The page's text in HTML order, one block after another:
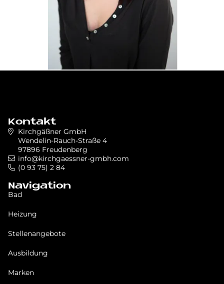
Kontakt
Kirchgäßner GmbH
Wendelin-Rauch-Straße 4
97896 Freudenberg
info@kirchgaessner-gmbh.com
(0 93 75) 2 84
Navigation
Bad
Heizung
Stellenangebote
Ausbildung
Marken